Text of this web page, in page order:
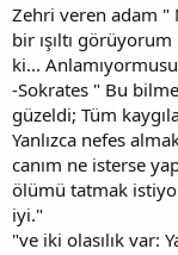
Zehri veren adam "
bir ışıltı
ki...
-Sokrates " Bu
güzeldi; Tüm
Yanlızca nefes
canım ne isterse
ölümü tatmak
iyi."
"ve iki olasılık var: